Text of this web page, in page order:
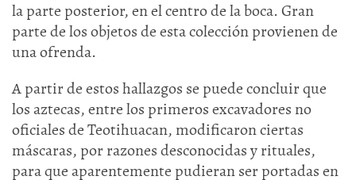
la parte posterior, en el centro de la boca. Gran
parte de los objetos de esta colección provienen de
una ofrenda.
A partir de estos hallazgos se puede concluir que
los aztecas, entre los primeros excavadores no
oficiales de Teotihuacan, modificaron ciertas
máscaras, por razones desconocidas y rituales,
para que aparentemente pudieran ser portadas en